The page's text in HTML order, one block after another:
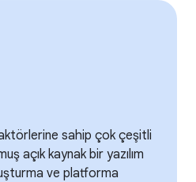
sahip çok çeşitli
açık kaynak bir yazılım
ve platforma